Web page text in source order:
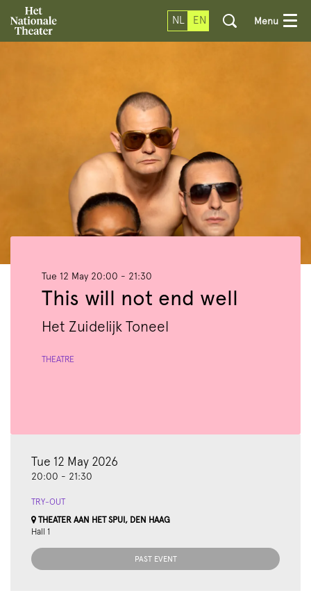
NL EN Menu
This will not end well
Het Zuidelijk Toneel
Tue 12 May 20:00 - 21:30
THEATRE
Tue 12 May 2026
20:00 - 21:30
TRY-OUT
THEATER AAN HET SPUI, DEN HAAG
Hall 1
PAST EVENT